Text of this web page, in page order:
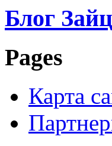
Блог
Pages
Карта